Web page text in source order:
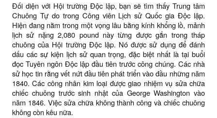
Đối diện với Hội trường Độc lập, bạn sẽ tìm thấy Trung tâm
Chuông Tự do trong Công viên Lịch sử Quốc gia Độc lập.
Hiện đang nằm trong một vọng lâu bằng kính khổng lồ, mảnh
lịch sử nặng 2,080 pound này từng được gắn trong tháp
chuông của Hội trường Độc lập. Nó được sử dụng để đánh
dấu các sự kiện lịch sử quan trọng, đặc biệt nhất là tại buổi
đọc Tuyên ngôn Độc lập đầu tiên trước công chúng. Các nhà
sử học tin rằng vết nứt đầu tiên phát triển vào đầu những năm
1840. Các công nhân kim loại được giao nhiệm vụ sửa chữa
chiếc chuông trước sinh nhật của George Washington vào
năm 1846. Việc sửa chữa không thành công và chiếc chuông
không còn kêu nữa.